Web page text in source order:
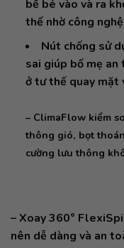
bế bé vào và ra
thế nhờ công
Nút chống sử
sai giúp bố mẹ
ở tư thế quay mặt
– ClimaFlow kiểm
thông gió, bọt
cường lưu thông
– Xoay 360°
nên dễ dàng và an